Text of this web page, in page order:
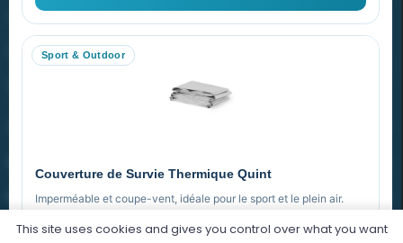
Sport & Outdoor
Couverture de Survie Thermique Quint
Imperméable et coupe-vent, idéale pour le sport et le plein air.
PET argenté Économique
40 rue Madeleine Michelis
92 200 Neuilly
equipe@promenoch-goodies.com
NOTRE SOCIÉTÉ
This site uses cookies and gives you control over what you want